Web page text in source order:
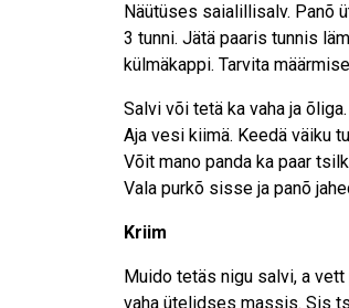
Näütüses saialillisalv. Panõ
3 tunni. Jätä paaris tunnis
külmäkappi. Tarvita
Salvi või tetä ka vaha ja
Aja vesi kiimä. Keedä väiku
Võit mano panda ka paar
Vala purkõ sisse ja panõ
Kriim
Muido tetäs nigu salvi, a
vaha ütelidses massis. Sis